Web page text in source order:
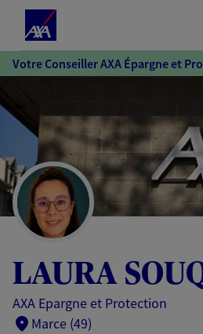
au
au
pied
de
page
Votre Conseiller AXA Épargne et
LAURA
AXA Epargne et Protection
Marce (49)